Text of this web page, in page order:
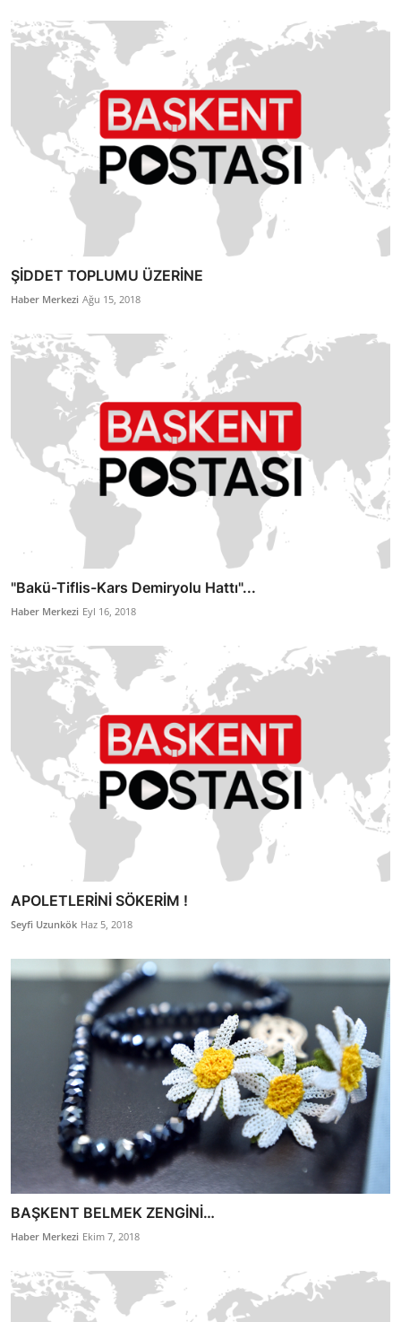
ŞİDDET TOPLUMU ÜZERİNE
Haber Merkezi Ağu 15, 2018
"Bakü-Tiflis-Kars Demiryolu Hattı"...
Haber Merkezi Eyl 16, 2018
APOLETLERİNİ SÖKERİM !
Seyfi Uzunkök Haz 5, 2018
BAŞKENT BELMEK ZENGİNİ…
Haber Merkezi Ekim 7, 2018